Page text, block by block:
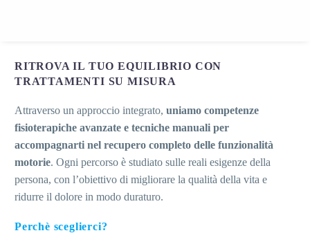
RITROVA IL TUO EQUILIBRIO CON
TRATTAMENTI SU MISURA
Attraverso un approccio integrato, uniamo competenze
fisioterapiche avanzate e tecniche manuali per
accompagnarti nel recupero completo delle funzionalità
motorie. Ogni percorso è studiato sulle reali esigenze della
persona, con l’obiettivo di migliorare la qualità della vita e
ridurre il dolore in modo duraturo.
Perchè sceglierci?